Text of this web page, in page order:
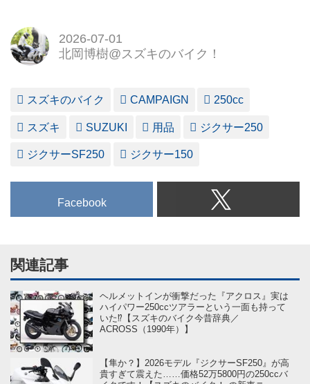
2026-07-01
北岡博樹@スズキのバイク！
スズキのバイク CAMPAIGN 250cc
スズキ SUZUKI 用品 ジクサー250
ジクサーSF250 ジクサー150
Facebook
関連記事
ヘルメットインが衝撃だった『アクロス』実は
ハイパワー250ccツアラーという一面も持って
いた⁉【スズキのバイク今昔辞典／
ACROSS（1990年）】
【隼か？】2026モデル『ジクサーSF250』が高
貴すぎて震えた……価格52万5800円の250ccバ